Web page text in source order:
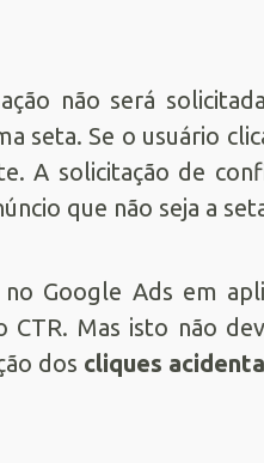
não será
seta. Se o usuário
A solicitação de
que não seja a
Google Ads em
Mas isto não
dos cliques